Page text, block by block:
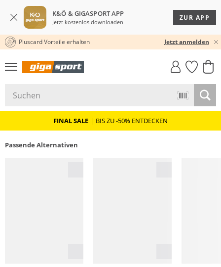
K&Ö & GIGASPORT APP
Jetzt kostenlos downloaden
ZUR APP
KOSTENLOSER VERSAND* & RÜCKVERSAND
30 TAGE RÜCKGABERECHT
Pluscard Vorteile erhalten Jetzt anmelden
GIGASTYLE
FAHRRAD­
MUST-HAVE
FINAL SALE | BIS ZU -50% ENTDECKEN
Passende Alternativen